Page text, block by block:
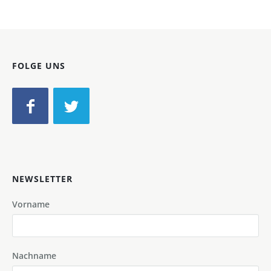
FOLGE UNS
NEWSLETTER
Vorname
Nachname